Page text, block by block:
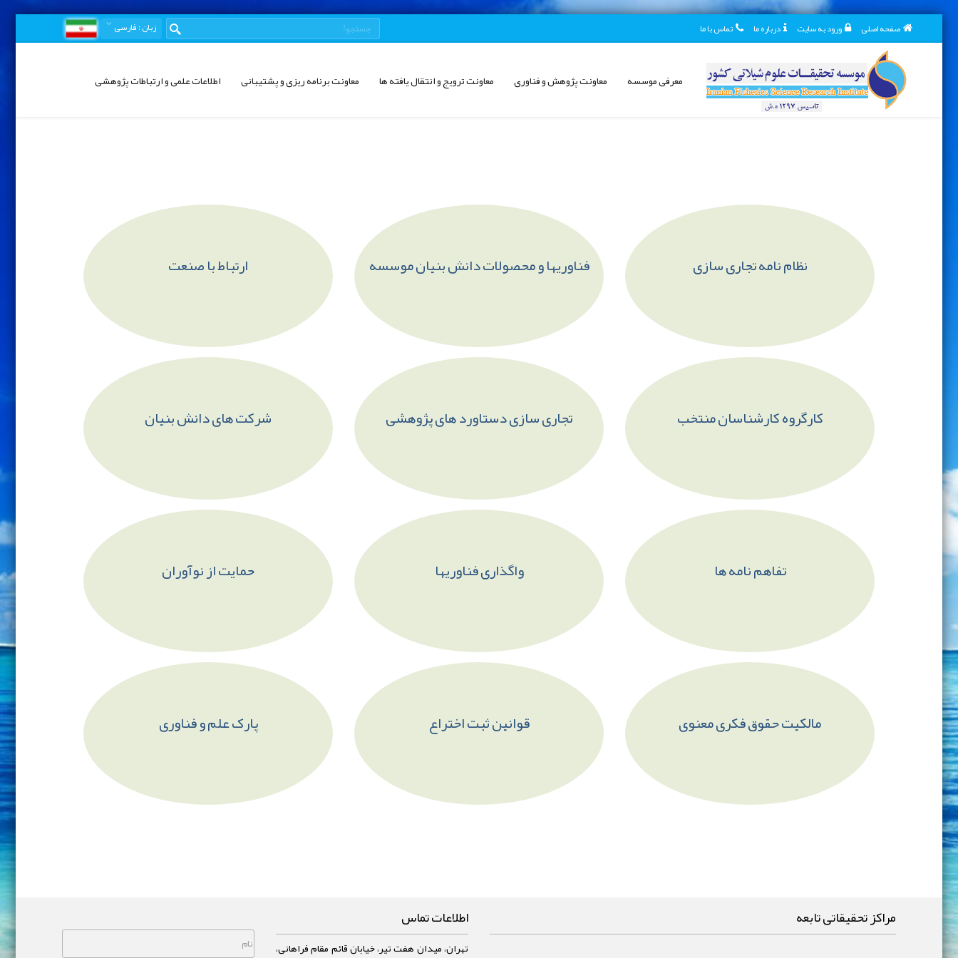
صفحه اصلی ورود به سایت درباره ما تماس با ما زبان: فارسی
معرفی موسسه معاونت پژوهش و فناوری معاونت ترویج و انتقال یافته ها معاونت برنامه ریزی و پشتیبانی اطلاعات علمی و ارتباطات پژوهشی
نظام نامه تجاری سازی فناوریها و محصولات دانش بنیان موسسه ارتباط با صنعت
کارگروه کارشناسان منتخب تجاری سازی دستاورد های پژوهشی شرکت های دانش بنیان
تفاهم نامه ها واگذاری فناوریها حمایت از نوآوران
مالکیت حقوق فکری معنوی قوانین ثبت اختراع پارک علم و فناوری
مراکز تحقیقاتی تابعه اطلاعات تماس
تهران، میدان هفت تیر، خیابان قائم مقام فراهانی،